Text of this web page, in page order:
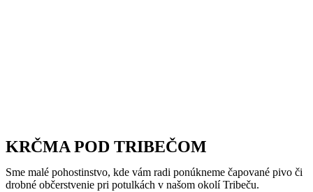
KRČMA POD TRIBEČOM
Sme malé pohostinstvo, kde vám radi ponúkneme čapované pivo či
drobné občerstvenie pri potulkách v našom okolí Tribeču.